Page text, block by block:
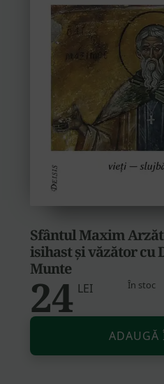
Sfântul Maxim
isihast și văzător cu
Munte
24 LEI În stoc
Cantitate
Maxim
ADAUGĂ